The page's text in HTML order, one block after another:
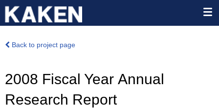
Back to project page
2008 Fiscal Year Annual
Research Report